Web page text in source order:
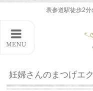
表参道駅徒歩2
妊婦さんのまつげエ